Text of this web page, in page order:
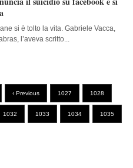
si è tolto la vita. Gabriele Vacca,
l’aveva scritto...
‹ Previous 1027 1028
1032 1033 1034 1035